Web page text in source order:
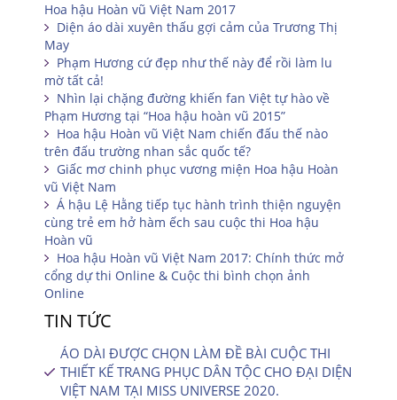
Hoa hậu Hoàn vũ Việt Nam 2017
Diện áo dài xuyên thấu gợi cảm của Trương Thị
May
Phạm Hương cứ đẹp như thế này để rồi làm lu
mờ tất cả!
Nhìn lại chặng đường khiến fan Việt tự hào về
Phạm Hương tại “Hoa hậu hoàn vũ 2015”
Hoa hậu Hoàn vũ Việt Nam chiến đấu thế nào
trên đấu trường nhan sắc quốc tế?
Giấc mơ chinh phục vương miện Hoa hậu Hoàn
vũ Việt Nam
Á hậu Lệ Hằng tiếp tục hành trình thiện nguyện
cùng trẻ em hở hàm ếch sau cuộc thi Hoa hậu
Hoàn vũ
Hoa hậu Hoàn vũ Việt Nam 2017: Chính thức mở
cổng dự thi Online & Cuộc thi bình chọn ảnh
Online
TIN TỨC
ÁO DÀI ĐƯỢC CHỌN LÀM ĐỀ BÀI CUỘC THI
THIẾT KẾ TRANG PHỤC DÂN TỘC CHO ĐẠI DIỆN
VIỆT NAM TẠI MISS UNIVERSE 2020.